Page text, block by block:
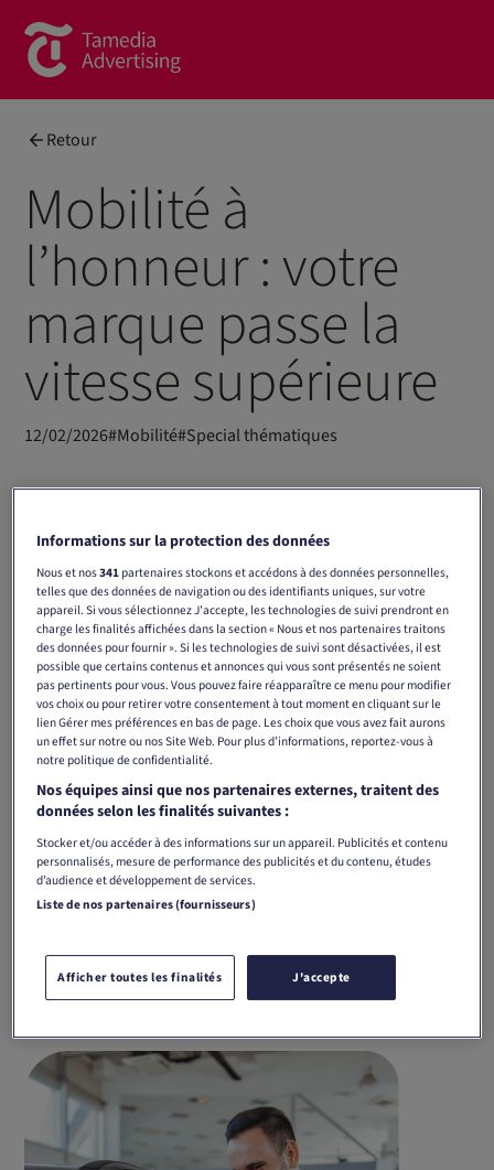
Brands
Spotlight
News
Contact
À propos de nous
Formulaire de contact
Retour
Mobilité à
l’honneur : votre
marque passe la
vitesse supérieure
12/02/2026#Mobilité#Special thématiques
Les grands rendez-vous automobiles internationaux et les
compétitions de sport mécanique ouvrent l’année en
fanfare. Innovations de pointe, motorisations alternatives et
nouveaux concepts de mobilité captent l’attention et
nourrissent les débats.
Tamedia accompagne ces transformations avec une
couverture éditoriale approfondie ainsi que des dossiers
et aux grandes tendances du secteur. Au premier trimestre
2026, des suppléments automobiles et des pages spéciales
proposent un cadre éditorial premium, idéal pour une prise
En savoir plus
Informations sur la protection des données
Nous et nos341partenaires stockons et accédons à des données personnelles,
telles que des données de navigation ou des identifiants uniques, sur votre
appareil. Si vous sélectionnez J'accepte, les technologies de suivi prendront en
charge les finalités affichées dans la section « Nous et nos partenaires traitons
des données pour fournir ». Si les technologies de suivi sont désactivées, il est
possible que certains contenus et annonces qui vous sont présentés ne soient
pas pertinents pour vous. Vous pouvez faire réapparaître ce menu pour modifier
vos choix ou pour retirer votre consentement à tout moment en cliquant sur le
lien Gérer mes préférences en bas de page. Les choix que vous avez fait aurons
un effet sur notre ou nos Site Web. Pour plus d’informations, reportez-vous à
notre politique de confidentialité.
Nos équipes ainsi que nos partenaires externes, traitent des
données selon les finalités suivantes :
Stocker et/ou accéder à des informations sur un appareil. Publicités et contenu
personnalisés, mesure de performance des publicités et du contenu, études
d’audience et développement de services.
Liste de nos partenaires (fournisseurs)
Afficher toutes les finalités J'accepte